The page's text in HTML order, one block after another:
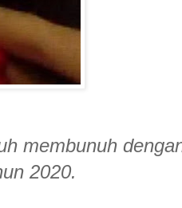
membunuh
2020.